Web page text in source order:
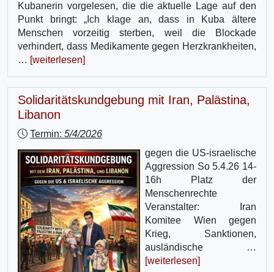
Kubanerin vorgelesen, die die aktuelle Lage auf den
Punkt bringt: „Ich klage an, dass in Kuba ältere
Menschen vorzeitig sterben, weil die Blockade
verhindert, dass Medikamente gegen Herzkrankheiten,
… [weiterlesen]
Solidaritätskundgebung mit Iran, Palästina,
Libanon
Termin: 5/4/2026
gegen die US-israelische
Aggression So 5.4.26 14-
16h Platz der
Menschenrechte
Veranstalter: Iran
Komitee Wien gegen
Krieg, Sanktionen,
ausländische …
[weiterlesen]